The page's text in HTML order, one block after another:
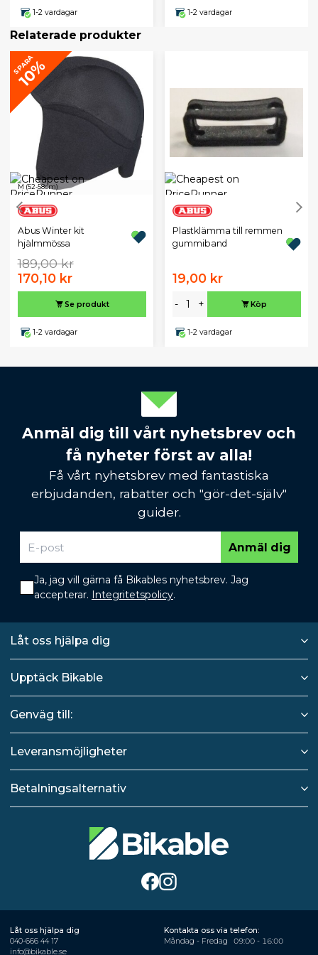
1-2 vardagar 1-2 vardagar
Relaterade produkter
SPARA
10%
M (52-58cm)
Abus Winter kit
hjälmmössa
189,00 kr
170,10 kr
Se produkt
1-2 vardagar
Plastklämma till remmen
gummiband
19,00 kr
- + Köp
1-2 vardagar
Anmäl dig till vårt nyhetsbrev och
få nyheter först av alla!
Få vårt nyhetsbrev med fantastiska
erbjudanden, rabatter och "gör-det-själv"
guider.
Anmäl dig
Ja, jag vill gärna få Bikables nyhetsbrev. Jag
accepterar. Integritetspolicy.
Låt oss hjälpa dig
Upptäck Bikable
Genväg till:
Leveransmöjligheter
Betalningsalternativ
Låt oss hjälpa dig
040-666 44 17
info@bikable.se
Kontakta oss via telefon:
Måndag - Fredag
09:00 - 16:00